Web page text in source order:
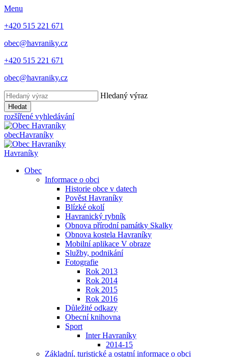
Menu
+420 515 221 671
obec@havraniky.cz
+420 515 221 671
obec@havraniky.cz
Hledaný výraz
Hledat
rozšířené vyhledávání
obecHavraníky
Havraníky
Obec
Informace o obci
Historie obce v datech
Pověst Havraníky
Blízké okolí
Havranický rybník
Obnova přírodní památky Skalky
Obnova kostela Havraníky
Mobilní aplikace V obraze
Služby, podnikání
Fotografie
Rok 2013
Rok 2014
Rok 2015
Rok 2016
Důležité odkazy
Obecní knihovna
Sport
Inter Havraníky
2014-15
Základní, turistické a ostatní informace o obci